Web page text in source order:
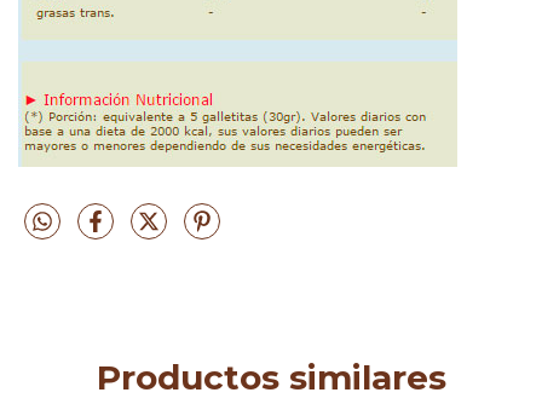
Productos similares